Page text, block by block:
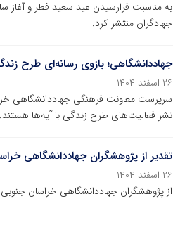
جهادگران منتشر کرد.
جهاددانشگاهی؛ بازوی رسانه‌ای طرح
۲۶ اسفند ۱۴۰۴
سرپرست معاونت فرهنگی جهاددانشگاهی
نشر فعالیت‌های طرح زندگی با آیه‌ها هستند.
تقدیر از پژوهشگران جهاددانشگاهی
۲۶ اسفند ۱۴۰۴
از پژوهشگران جهاددانشگاهی خراسان جنوبی به